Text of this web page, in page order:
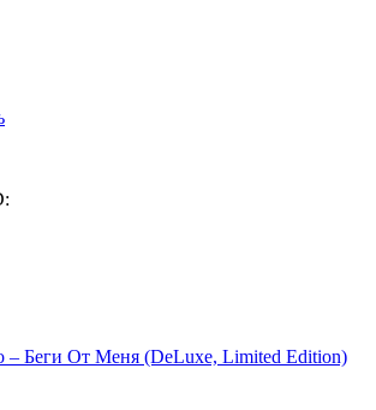
‎– Беги От Меня (DeLuxe, Limited Edition)